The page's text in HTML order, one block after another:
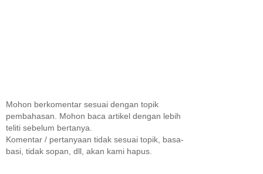
Mohon berkomentar sesuai dengan topik
pembahasan. Mohon baca artikel dengan lebih
teliti sebelum bertanya.
Komentar / pertanyaan tidak sesuai topik, basa-
basi, tidak sopan, dll, akan kami hapus.